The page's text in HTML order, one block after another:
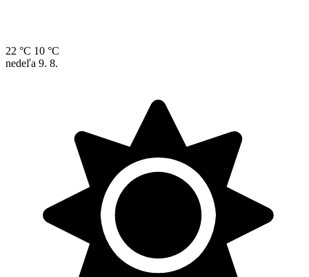
22 °C 10 °C
nedeľa 9. 8.